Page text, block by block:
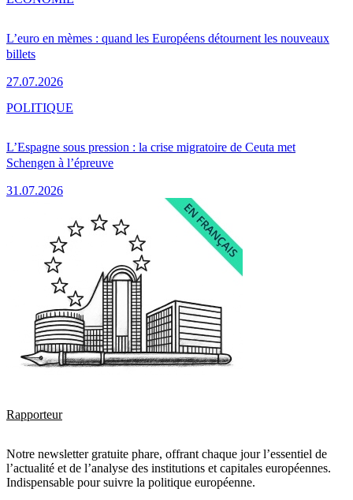
L’euro en mèmes : quand les Européens détournent les nouveaux
billets
27.07.2026
L’Espagne sous pression : la crise migratoire de Ceuta met
Schengen à l’épreuve
31.07.2026
POLITIQUE
Rapporteur
Notre newsletter gratuite phare, offrant chaque jour l’essentiel de
l’actualité et de l’analyse des institutions et capitales européennes.
Indispensable pour suivre la politique européenne.